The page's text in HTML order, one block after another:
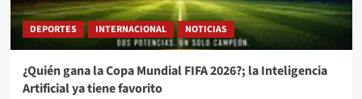
DEPORTES INTERNACIONAL NOTICIAS
¿Quién gana la Copa Mundial FIFA 2026?; la Inteligencia
Artificial ya tiene favorito